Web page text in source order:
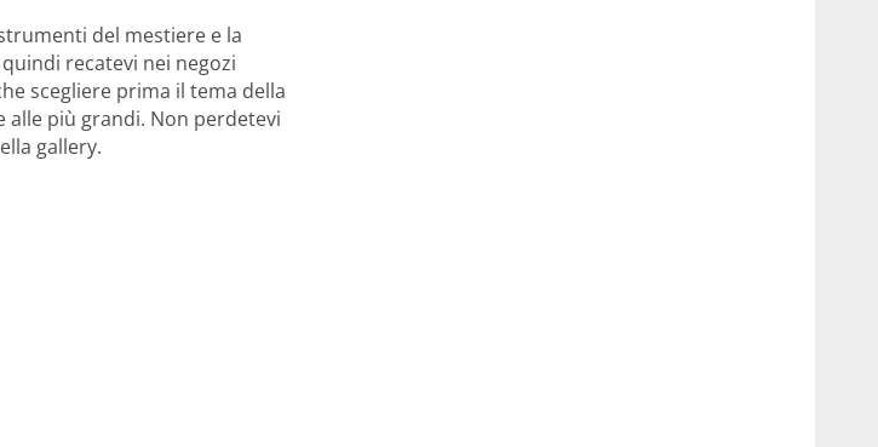
del mestiere e la
recatevi nei negozi
scegliere prima il tema della
più grandi. Non perdetevi
gallery.